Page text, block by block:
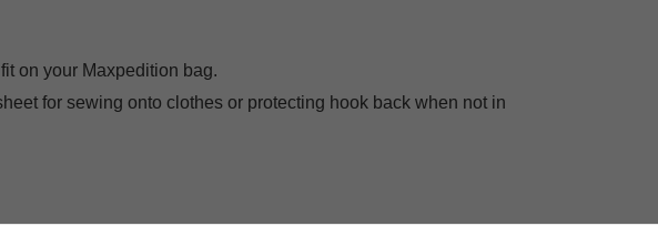
on your Maxpedition bag.
for sewing onto clothes or protecting hook back when not in